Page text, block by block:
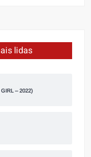
lidas
GIRL – 2022)